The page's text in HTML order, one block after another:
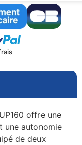
offre une
une autonomie
de deux